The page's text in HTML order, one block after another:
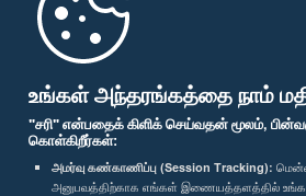
உங்கள் அந்தரங்கத்தை நாம்
"சரி" என்பதைக் கிளிக் செய்வதன் மூலம்,
கொள்கிறீர்கள்:
அமர்வு கண்காணிப்பு (Session Tracking):
அனுபவத்திற்காக எங்கள் இணையத்தளத்தில்